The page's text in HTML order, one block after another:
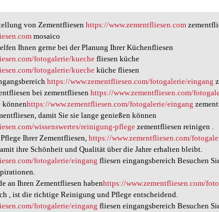
von Zementfliesenhttps://www.zementfliesen.com
mosaico
Ihnen gerne bei der Planung Ihrer Küchenfliesen
fotogalerie/kuechefliesen küche
fotogalerie/kuecheküche fliesen
https://www.zementfliesen.com/fotogalerie/eingang
bei zementfliesenhttps://www.zementfliesen.com/
könnenhttps://www.zementfliesen.com/fotogalerie/eingang
damit Sie sie lange genießen können
wissenswertes/reinigung-pflege zementfliesen reinigen .
Ihrer Zementfliesen,https://www.zementfliesen.com/
ihre Schönheit und Qualität über die Jahre erhalten bleibt.
fotogalerie/eingang fliesen eingangsbereich Besuchen
an Ihren Zementfliesen habenhttps://www.zementfliesen.com/
, ist die richtige Reinigung und Pflege entscheidend.
fotogalerie/eingang fliesen eingangsbereich Besuchen